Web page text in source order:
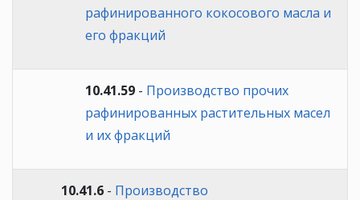
рафинированного кокосового масла и
его фракций
10.41.59 - Производство прочих
рафинированных растительных масел
и их фракций
10.41.6 - Производство